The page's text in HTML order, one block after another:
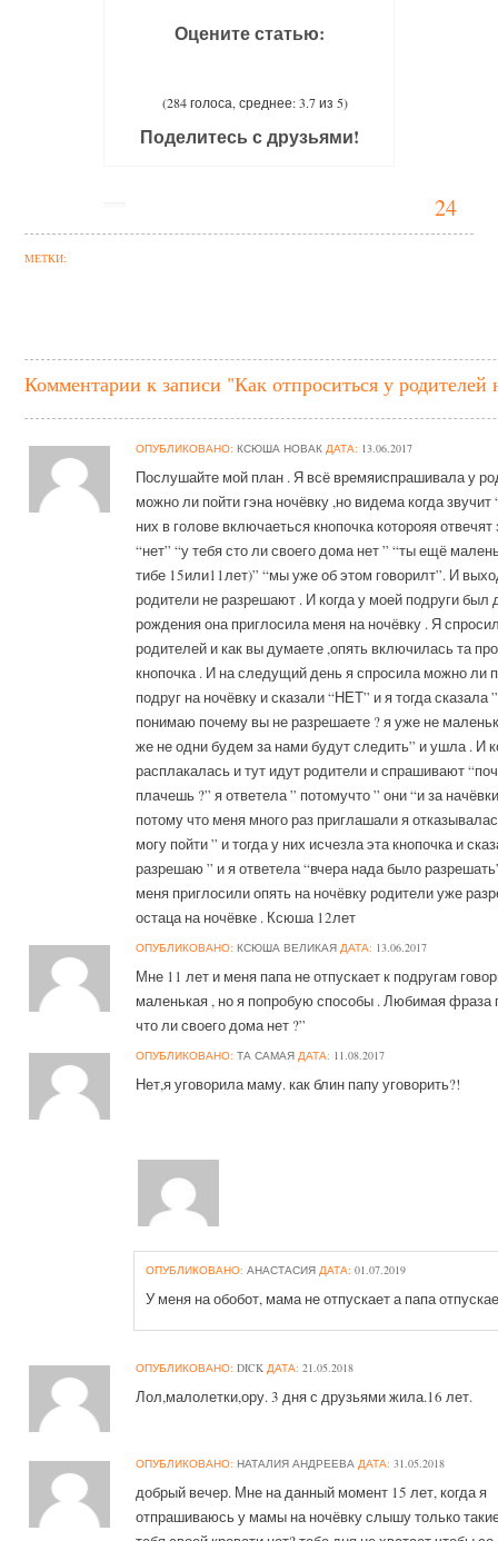
24
Оцените статью:
(284 голоса, среднее: 3.7 из 5)
Поделитесь с друзьями!
МЕТКИ:
Комментарии к записи "Как отпроситься у родителей
ОПУБЛИКОВАНО: КСЮША НОВАК ДАТА: 13.06.2017
Послушайте мой план . Я всё времяиспрашивала у
можно ли пойти гэна ночёвку ,но видема когда звучит
них в голове включаеться кнопочка которояя отвечят
“нет” “у тебя сто ли своего дома нет ” “ты ещё
тибе 15или11лет)” “мы уже об этом говорилт”. И
родители не разрешают . И когда у моей подруги был
рождения она приглосила меня на ночёвку . Я
родителей и как вы думаете ,опять включилась та
кнопочка . И на следущий день я спросила можно ли
подруг на ночёвку и сказали “НЕТ” и я тогда сказала
понимаю почему вы не разрешаете ? я уже не
же не одни будем за нами будут следить” и ушла . И
расплакалась и тут идут родители и спрашивают
плачешь ?” я ответела ” потомучто ” они “и за
потому что меня много раз приглашали я
могу пойти ” и тогда у них исчезла эта кнопочка и
разрешаю ” и я ответела “вчера нада было
меня приглосили опять на ночёвку родители уже
остаца на ночёвке . Ксюша 12лет
ОПУБЛИКОВАНО: КСЮША ВЕЛИКАЯ ДАТА: 13.06.2017
Мне 11 лет и меня папа не отпускает к подругам
маленькая , но я попробую способы . Любимая фраза
что ли своего дома нет ?”
ОПУБЛИКОВАНО: ТА САМАЯ ДАТА: 11.08.2017
Нет,я уговорила маму. как блин папу уговорить?!
ОПУБЛИКОВАНО: АНАСТАСИЯ ДАТА: 01.07.2019
У меня на обобот, мама не отпускает а папа
ОПУБЛИКОВАНО: DICK ДАТА: 21.05.2018
Лол,малолетки,ору. 3 дня с друзьями жила.16 лет.
ОПУБЛИКОВАНО: НАТАЛИЯ АНДРЕЕВА ДАТА: 31.05.2018
добрый вечер. Мне на данный момент 15 лет, когда я
отпрашиваюсь у мамы на ночёвку слышу только